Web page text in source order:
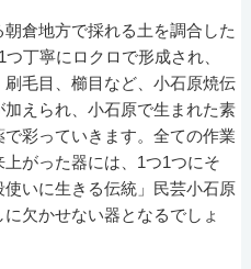
倉地方で採れる土を調合した
丁寧にロクロで形成され、
毛目、櫛目など、小石原焼伝
えられ、小石原で生まれた素
彩っていきます。全ての作業
がった器には、1つ1つにそ
いに生きる伝統」民芸小石原
欠かせない器となるでしょ